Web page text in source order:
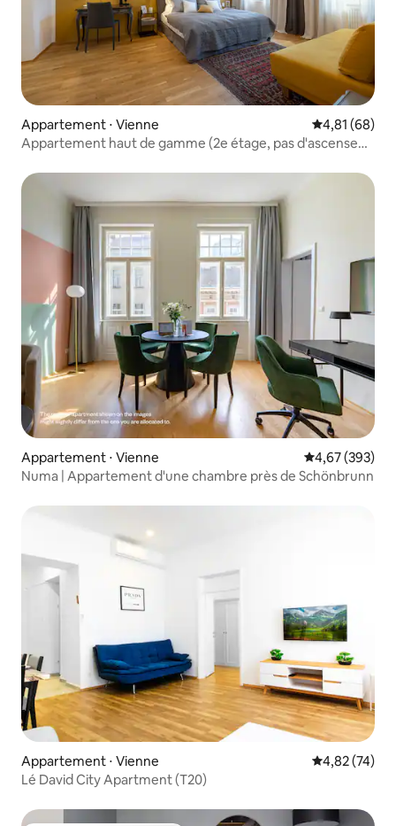
Appartement ⋅ Vienne Évaluation
4,81 (68)
Appartement haut de gamme (2e étage, pas d'ascenseur,
Appartement ⋅ Vienne Évaluation
4,67 (393)
Numa | Appartement d'une chambre près de Schönbrunn
Appartement ⋅ Vienne Évaluation
4,82 (74)
Lé David City Apartment (T20)